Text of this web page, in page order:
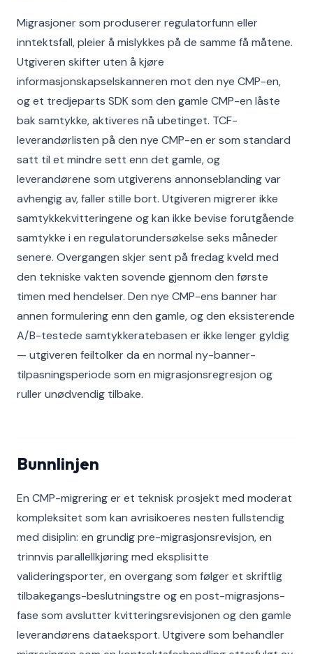
Migrasjoner som produserer regulatorfunn eller
inntektsfall, pleier å mislykkes på de samme få måtene.
Utgiveren skifter uten å kjøre
informasjonskapselskanneren mot den nye CMP-en,
og et tredjeparts SDK som den gamle CMP-en låste
bak samtykke, aktiveres nå ubetinget. TCF-
leverandørlisten på den nye CMP-en er som standard
satt til et mindre sett enn det gamle, og
leverandørene som utgiverens annonseblanding var
avhengig av, faller stille bort. Utgiveren migrerer ikke
samtykkekvitteringene og kan ikke bevise forutgående
samtykke i en regulatorundersøkelse seks måneder
senere. Overgangen skjer sent på fredag kveld med
den tekniske vakten sovende gjennom den første
timen med hendelser. Den nye CMP-ens banner har
annen formulering enn den gamle, og den eksisterende
A/B-testede samtykkeratebasen er ikke lenger gyldig
— utgiveren feiltolker da en normal ny-banner-
tilpasningsperiode som en migrasjonsregresjon og
ruller unødvendig tilbake.
Bunnlinjen
En CMP-migrering er et teknisk prosjekt med moderat
kompleksitet som kan avrisikoeres nesten fullstendig
med disiplin: en grundig pre-migrasjonsrevisjon, en
trinnvis parallellkjøring med eksplisitte
valideringsporter, en overgang som følger et skriftlig
tilbakegangs-beslutningstre og en post-migrasjons-
fase som avslutter kvitteringsrevisjonen og den gamle
leverandørens dataeksport. Utgivere som behandler